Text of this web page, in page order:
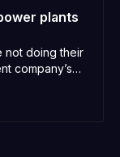
plants
not doing their
company’s